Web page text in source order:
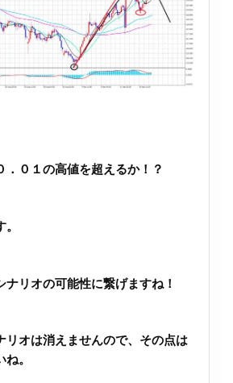
．０１の高値を超えるか！？
ナリオの可能性に繋げますね！
リオは消えませんので、その点は
。